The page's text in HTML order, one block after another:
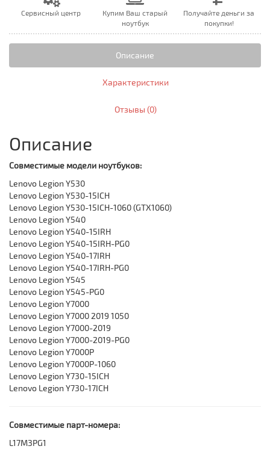
Сервисный центр
Купим Ваш старый
ноутбук
Получайте деньги за
покупки!
Описание
Характеристики
Отзывы (0)
Описание
Совместимые модели ноутбуков:
Lenovo Legion Y530
Lenovo Legion Y530-15ICH
Lenovo Legion Y530-15ICH-1060 (GTX1060)
Lenovo Legion Y540
Lenovo Legion Y540-15IRH
Lenovo Legion Y540-15IRH-PG0
Lenovo Legion Y540-17IRH
Lenovo Legion Y540-17IRH-PG0
Lenovo Legion Y545
Lenovo Legion Y545-PG0
Lenovo Legion Y7000
Lenovo Legion Y7000 2019 1050
Lenovo Legion Y7000-2019
Lenovo Legion Y7000-2019-PG0
Lenovo Legion Y7000P
Lenovo Legion Y7000P-1060
Lenovo Legion Y730-15ICH
Lenovo Legion Y730-17ICH
Совместимые парт-номера:
L17M3PG1